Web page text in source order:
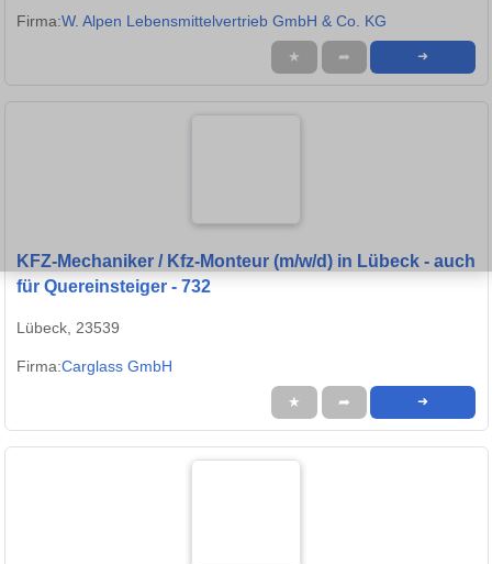
Firma:W. Alpen Lebensmittelvertrieb GmbH & Co. KG
★ ➦ ➜
KFZ-Mechaniker / Kfz-Monteur (m/w/d) in Lübeck - auch
für Quereinsteiger - 732
Lübeck, 23539
Firma:Carglass GmbH
★ ➦ ➜